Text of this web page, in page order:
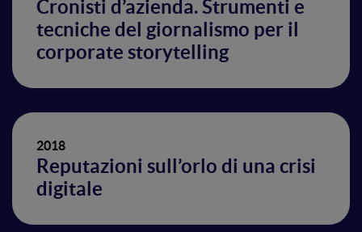
Cronisti d’azienda. Strumenti e
tecniche del giornalismo per il
corporate storytelling
2018
Reputazioni sull’orlo di una crisi
digitale